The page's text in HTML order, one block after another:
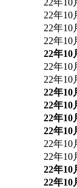
22年10
22年10
22年10
22年10
22年10
22年10
22年10
22年10
22年10
22年10
22年10
22年10
22年10
22年10